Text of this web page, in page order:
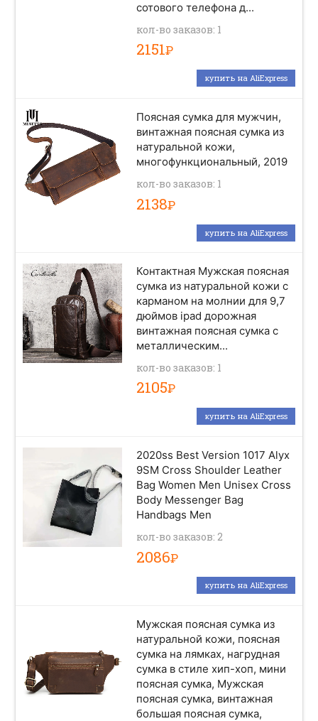
сотового телефона д...
кол-во заказов: 1
2151Р
купить на AliExpress
Поясная сумка для мужчин,
винтажная поясная сумка из
натуральной кожи,
многофункциональный, 2019
кол-во заказов: 1
2138Р
купить на AliExpress
Контактная Мужская поясная
сумка из натуральной кожи с
карманом на молнии для 9,7
дюймов ipad дорожная
винтажная поясная сумка с
металлическим...
кол-во заказов: 1
2105Р
купить на AliExpress
2020ss Best Version 1017 Alyx
9SM Cross Shoulder Leather
Bag Women Men Unisex Cross
Body Messenger Bag
Handbags Men
кол-во заказов: 2
2086Р
купить на AliExpress
Мужская поясная сумка из
натуральной кожи, поясная
сумка на лямках, нагрудная
сумка в стиле хип-хоп, мини
поясная сумка, Мужская
поясная сумка, винтажная
большая поясная сумка,